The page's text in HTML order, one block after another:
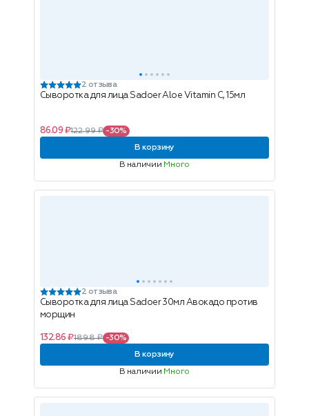
2 отзыва
Сыворотка для лица Sadoer Aloe Vitamin C, 15мл
86.09 ₽122.99 ₽ -30%
В корзину
В наличии Много
2 отзыва
Сыворотка для лица Sadoer 30мл Авокадо против
морщин
132.86 ₽189.8 ₽ -30%
В корзину
В наличии Много